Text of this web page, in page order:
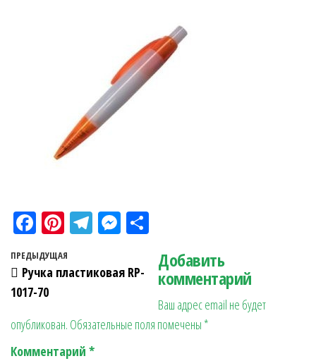
Fa
ce
bo
ok
Pi
nt
er
t
Te
gr
M
se
r
ра
в
ит
ь
Навигация по записям
Предыдущая запись
ПРЕДЫДУЩАЯ
Ручка пластиковая RP-
1017-70
Добавить
комментарий
Ваш адрес email не будет
опубликован. Обязательные поля помечены *
Комментарий *